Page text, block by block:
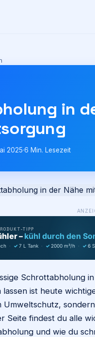
in
2025·6 Min. Lesezeit
TIPP
– kühl durch den
· ✓ 7 L Tank · ✓ 2000 m³/h · ✓ 6
Schrottabholung
ist heute
Seite findest du alle
und wie du